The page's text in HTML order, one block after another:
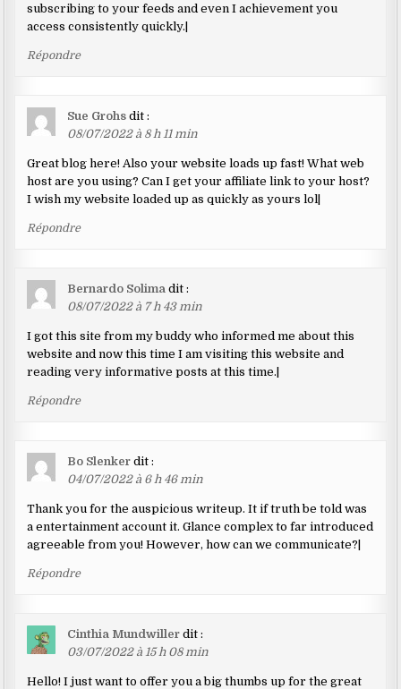
subscribing to your feeds and even I achievement you
access consistently quickly.|
Répondre
Sue Grohs dit :
08/07/2022 à 8 h 11 min
Great blog here! Also your website loads up fast! What web
host are you using? Can I get your affiliate link to your host?
I wish my website loaded up as quickly as yours lol|
Répondre
Bernardo Solima dit :
08/07/2022 à 7 h 43 min
I got this site from my buddy who informed me about this
website and now this time I am visiting this website and
reading very informative posts at this time.|
Répondre
Bo Slenker dit :
04/07/2022 à 6 h 46 min
Thank you for the auspicious writeup. It if truth be told was
a entertainment account it. Glance complex to far introduced
agreeable from you! However, how can we communicate?|
Répondre
Cinthia Mundwiller dit :
03/07/2022 à 15 h 08 min
Hello! I just want to offer you a big thumbs up for the great